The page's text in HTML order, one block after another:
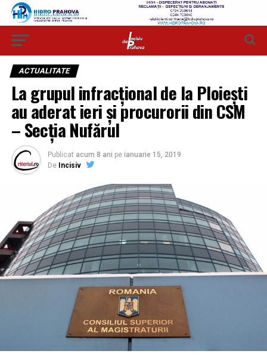
ACTUALITATE
La grupul infracțional de la Ploiești
au aderat ieri și procurorii din CSM
– Secția Nufărul
Publicat acum 8 ani pe ianuarie 15, 2019
De Incisiv